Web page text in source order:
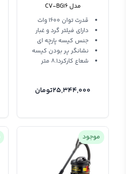
مدل CV-BG16
قدرت توان 1600 وات
دارای فیلتر گرد و غبار
جنس کیسه پارچه ای
نشانگر پر بودن کیسه
شعاع کارکرد8.1 متر
25,344,000تومان
موجود